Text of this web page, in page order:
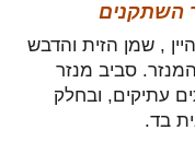
השתקנים
, שמן הזית והדבש
סביב מנזר
עתיקים, ובחלק
בד.